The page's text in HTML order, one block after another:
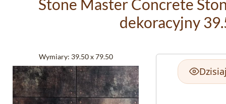
Stone Master Concrete
dekoracyjny
Wymiary: 39.50 x 79.50